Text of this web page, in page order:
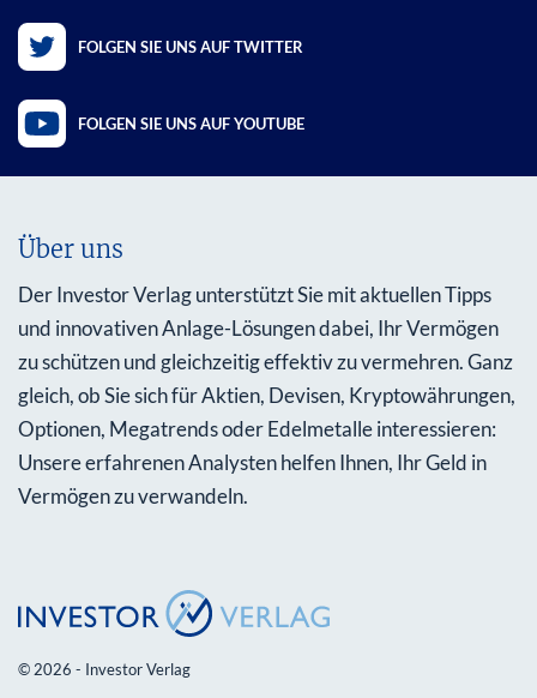
FOLGEN SIE UNS AUF TWITTER
FOLGEN SIE UNS AUF YOUTUBE
Über uns
Der Investor Verlag unterstützt Sie mit aktuellen Tipps
und innovativen Anlage-Lösungen dabei, Ihr Vermögen
zu schützen und gleichzeitig effektiv zu vermehren. Ganz
gleich, ob Sie sich für Aktien, Devisen, Kryptowährungen,
Optionen, Megatrends oder Edelmetalle interessieren:
Unsere erfahrenen Analysten helfen Ihnen, Ihr Geld in
Vermögen zu verwandeln.
© 2026 - Investor Verlag